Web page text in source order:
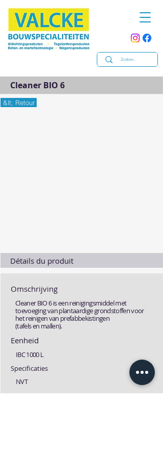
Cleaner BIO 6
&lt; Retour
Détails du produit
Omschrijving
Cleaner BIO 6 is een reinigingsmiddel met
toevoeging van plantaardige grondstoffen voor
het reinigen van prefabbekistingen
(tafels en mallen).
Eenheid
IBC 1000 L
Specificaties
NVT
Fiches